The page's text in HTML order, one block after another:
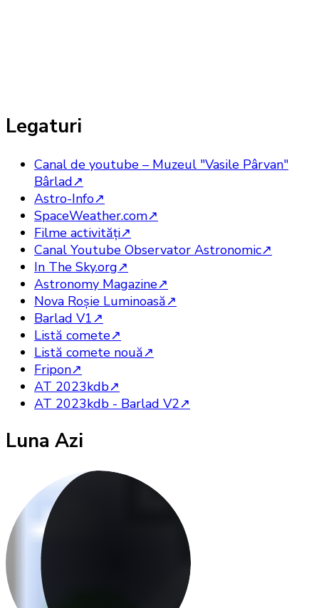
Legaturi
Canal de youtube – Muzeul "Vasile Pârvan"
Bârlad↗
Astro-Info↗
SpaceWeather.com↗
Filme activităţi↗
Canal Youtube Observator Astronomic↗
In The Sky.org↗
Astronomy Magazine↗
Nova Roşie Luminoasă↗
Barlad V1↗
Listă comete↗
Listă comete nouă↗
Fripon↗
AT 2023kdb↗
AT 2023kdb - Barlad V2↗
Luna Azi